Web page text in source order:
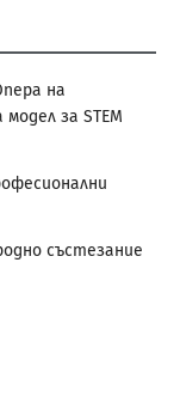
на
за STEM
състезание